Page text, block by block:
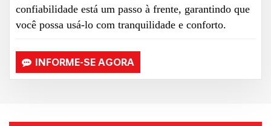
confiabilidade está um passo à frente, garantindo que
você possa usá-lo com tranquilidade e conforto.
INFORME-SE AGORA